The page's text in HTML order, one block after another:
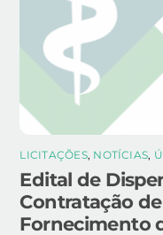
LICITAÇÕES, NOTÍCIAS,
Edital de
Contratação
Fornecimento